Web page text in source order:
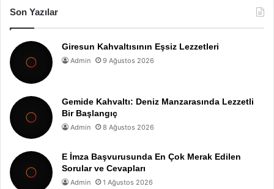
Son Yazılar
Giresun Kahvaltısının Eşsiz Lezzetleri
Admin 9 Ağustos 2026
Gemide Kahvaltı: Deniz Manzarasında Lezzetli
Bir Başlangıç
Admin 8 Ağustos 2026
E İmza Başvurusunda En Çok Merak Edilen
Sorular ve Cevapları
Admin 1 Ağustos 2026